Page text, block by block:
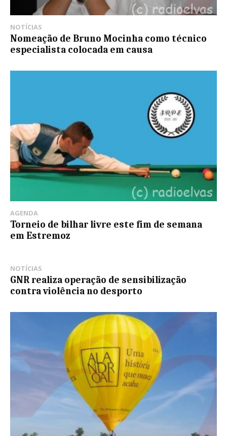
NOTÍCIAS
Nomeação de Bruno Mocinha como técnico
especialista colocada em causa
AGENDA
Torneio de bilhar livre este fim de semana
em Estremoz
NOTÍCIAS
GNR realiza operação de sensibilização
contra violência no desporto